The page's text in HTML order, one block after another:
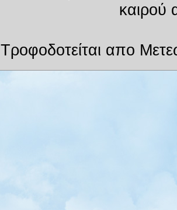
καιρού
Τροφοδοτείται απο